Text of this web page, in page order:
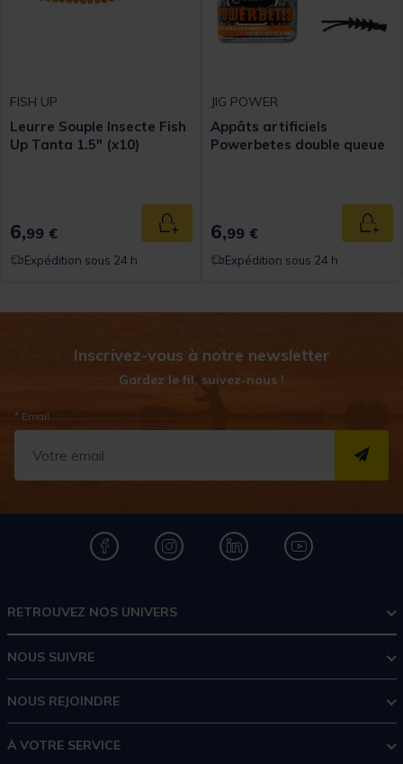
FISH UP
Leurre Souple Insecte Fish
Up Tanta 1.5" (x10)
6,99 € Ajouter au panier
Expédition sous 24 h
JIG POWER
Appâts artificiels
Powerbetes double queue
6,99 €
Expédition sous 24 h
Inscrivez-vous à notre newsletter
Gardez le fil, suivez-nous !
* Email
RETROUVEZ NOS UNIVERS
NOUS SUIVRE
NOUS REJOINDRE
À VOTRE SERVICE